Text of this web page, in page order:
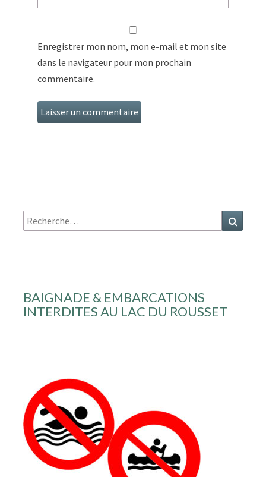
Enregistrer mon nom, mon e-mail et mon site
dans le navigateur pour mon prochain
commentaire.
Recherche
:
BAIGNADE & EMBARCATIONS
INTERDITES AU LAC DU ROUSSET